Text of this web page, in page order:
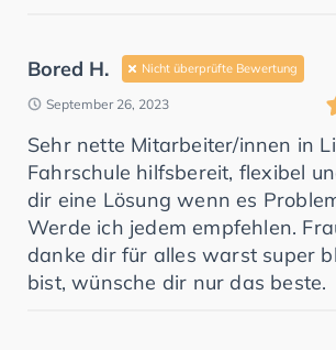
Bored H. Nicht überprüfte Bewertung
September 26, 2023
Sehr nette Mitarbeiter/innen in
Fahrschule hilfsbereit, flexibel
dir eine Lösung wenn es
Werde ich jedem empfehlen.
danke dir für alles warst super
bist, wünsche dir nur das beste.